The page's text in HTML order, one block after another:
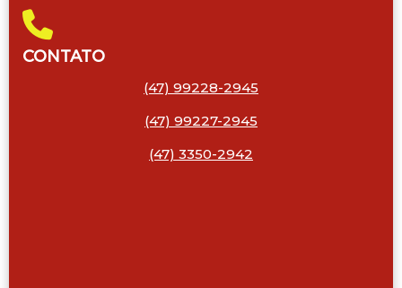
CONTATO
(47) 99228-2945
(47) 99227-2945
(47) 3350-2942